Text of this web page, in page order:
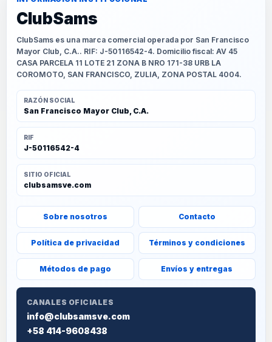
ClubSams
ClubSams es una marca comercial operada por San Francisco
Mayor Club, C.A.. RIF: J-50116542-4. Domicilio fiscal: AV 45
CASA PARCELA 11 LOTE 21 ZONA B NRO 171-38 URB LA
COROMOTO, SAN FRANCISCO, ZULIA, ZONA POSTAL 4004.
RAZÓN SOCIAL
San Francisco Mayor Club, C.A.
RIF
J-50116542-4
SITIO OFICIAL
clubsamsve.com
Sobre nosotros Contacto
Política de privacidad Términos y condiciones
Métodos de pago Envíos y entregas
CANALES OFICIALES
info@clubsamsve.com
+58 414-9608438